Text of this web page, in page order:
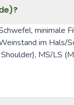
minimale
im Hals/
Shoulder), MS/LS